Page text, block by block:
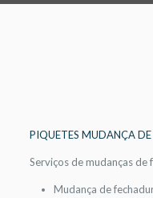
PIQUETES MUDANÇA
Serviços de mudanças de
Mudança de